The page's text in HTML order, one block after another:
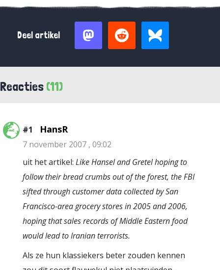
Deel artikel
Reacties (11)
#1 HansR
7 november 2007 , 09:02
uit het artikel: Like Hansel and Gretel hoping to
follow their bread crumbs out of the forest, the FBI
sifted through customer data collected by San
Francisco-area grocery stores in 2005 and 2006,
hoping that sales records of Middle Eastern food
would lead to Iranian terrorists.
Als ze hun klassiekers beter zouden kennen